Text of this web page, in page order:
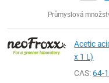
Průmyslová
Acetic
x 1 L)
CAS:64-